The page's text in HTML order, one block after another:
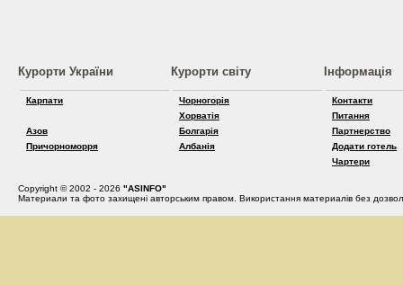
Курорти України
Карпати
Азов
Причорноморря
Курорти світу
Чорногорія
Хорватія
Болгарія
Албанія
Інформація
Контакти
Питання
Партнерство
Додати готель
Чартери
Copyright © 2002 - 2026 "ASINFO"
Материали та фото захищені авторським правом. Використання материалів без